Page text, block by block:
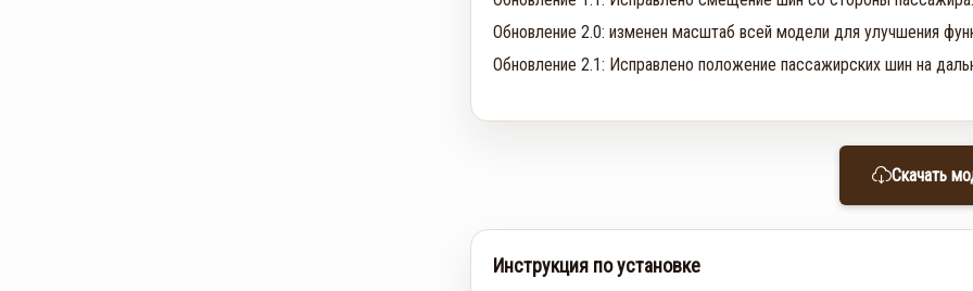
Обновление 2.0: изменен масштаб всей модели для улучшения
Обновление 2.1: Исправлено положение пассажирских шин на
Скачать
Инструкция по установке